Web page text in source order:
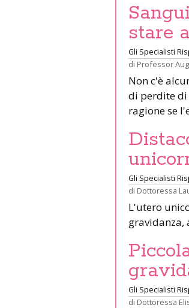
stare
Gli Specialisti
di Professor
Non c'è
di perdite di
ragione se
Gli Specialisti
di Dottoressa
L'utero
gravidanza,
Gli Specialisti
di Dottoressa